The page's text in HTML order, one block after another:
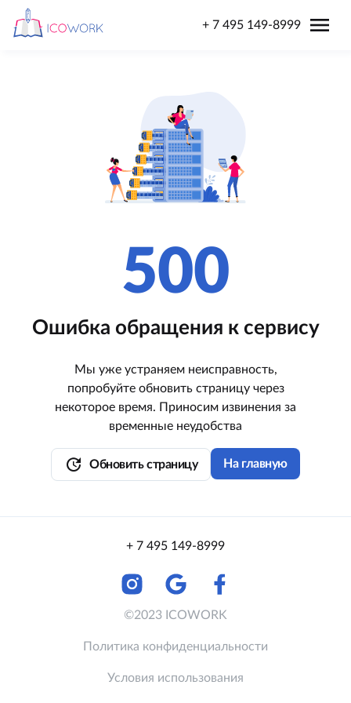
+ 7 495 149-8999 menu
500
Ошибка обращения к сервису
Мы уже устраняем неисправность,
попробуйте обновить страницу через
некоторое время. Приносим извинения за
временные неудобства
update Обновить страницу На главную
+ 7 495 149-8999
©2023 ICOWORK
Политика конфиденциальности
Условия использования